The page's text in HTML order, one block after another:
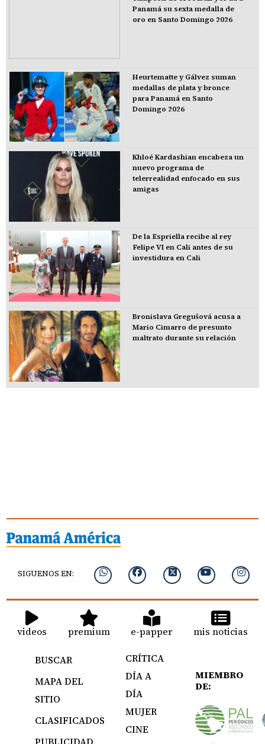
Panamá su sexta medalla de
oro en Santo Domingo 2026
Heurtematte y Gálvez suman
medallas de plata y bronce
para Panamá en Santo
Domingo 2026
Khloé Kardashian encabeza un
nuevo programa de
telerrealidad enfocado en sus
amigas
De la Espriella recibe al rey
Felipe VI en Cali antes de su
investidura en Cali
Bronislava Gregušová acusa a
Mario Cimarro de presunto
maltrato durante su relación
SIGUENOS EN:
videos premium e-papper mis noticias
BUSCAR
MAPA DEL
SITIO
CLASIFICADOS
CRÍTICA
DÍA A
DÍA
MUJER
CINE
MIEMBRO
DE: